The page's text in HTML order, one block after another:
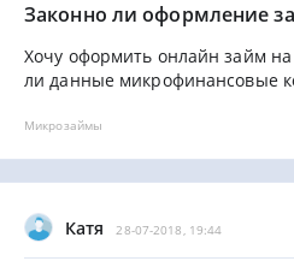
Законно ли оформление
Хочу оформить онлайн займ
ли данные микрофинансовые
Микрозаймы
Катя 28-07-2018, 19:44